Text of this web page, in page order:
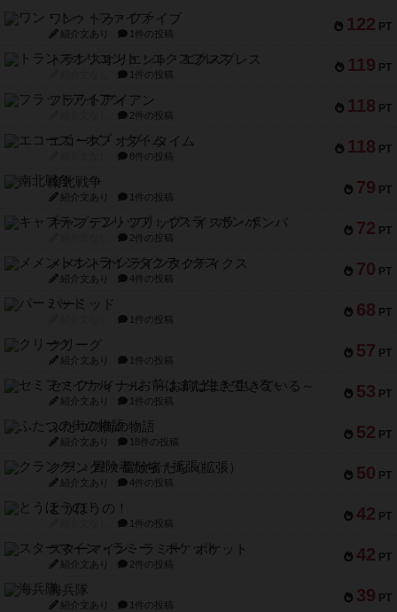
122 PT
ワン・トゥ・ファイブ
紹介文あり 1件の投稿
119 PT
トランスオリエント・エクスプレス
1件の投稿
118 PT
フラットアイアン
2件の投稿
118 PT
エコーズ・オブ・タイム
8件の投稿
79 PT
南北戦争
紹介文あり 1件の投稿
72 PT
キャプテン・フリップ：イスラ・ボンバ
2件の投稿
70 PT
メメントオンラインタクティクス
紹介文あり 4件の投稿
68 PT
パーミッド
1件の投稿
57 PT
クリーグ
紹介文あり 1件の投稿
53 PT
セミファイナル ～お前はまだ生きている～
紹介文あり 1件の投稿
52 PT
ふたつの街の物語
紹介文あり 18件の投稿
50 PT
クランク! ：冒険者たち（拡張）
紹介文あり 4件の投稿
42 PT
とうほうの！
1件の投稿
42 PT
スターマイン・ラミー ポケット
紹介文あり 2件の投稿
39 PT
海兵隊
紹介文あり 1件の投稿